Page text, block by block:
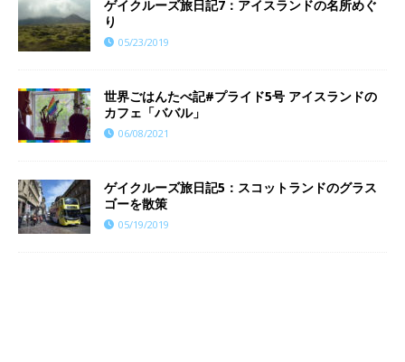
ゲイクルーズ旅日記7：アイスランドの名所めぐ
り
05/23/2019
世界ごはんたべ記#プライド5号 アイスランドの
カフェ「ババル」
06/08/2021
ゲイクルーズ旅日記5：スコットランドのグラス
ゴーを散策
05/19/2019